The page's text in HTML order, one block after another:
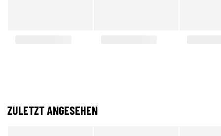
ZULETZT ANGESEHEN